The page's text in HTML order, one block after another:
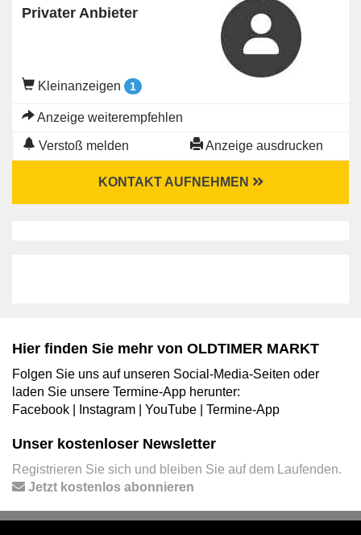
Privater Anbieter
Kleinanzeigen 1
Anzeige weiterempfehlen
Verstoß melden Anzeige ausdrucken
KONTAKT AUFNEHMEN
Hier finden Sie mehr von OLDTIMER MARKT
Folgen Sie uns auf unseren Social-Media-Seiten oder
laden Sie unsere Termine-App herunter:
Facebook
Instagram YouTube Termine-App
Unser kostenloser Newsletter
Registrieren Sie sich und bleiben Sie auf dem Laufenden.
Jetzt kostenlos abonnieren